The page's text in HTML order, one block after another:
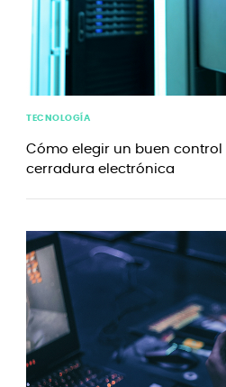
TECNOLOGÍA
Cómo elegir un buen control
cerradura electrónica